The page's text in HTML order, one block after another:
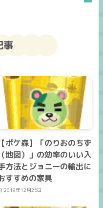
事
【ポケ森】「のりおのちず
（地図）」の効率のいい入
方法とジョニーの輸出に
すすめの家具
2019年12月25日